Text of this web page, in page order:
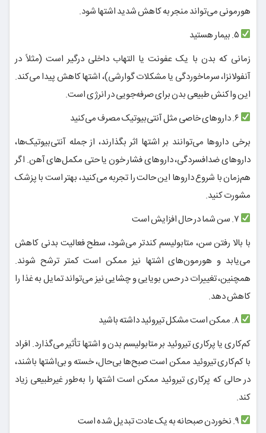
هورمونی می‌تواند منجر به کاهش شدید اشتها شود.
زمانی که بدن با یک عفونت یا التهاب داخلی درگیر است (مثلاً در
آنفولانزا، سرماخوردگی یا مشکلات گوارشی)، اشتها کاهش پیدا می‌کند.
این واکنش طبیعی بدن برای صرفه‌جویی در انرژی است.
برخی داروها می‌توانند بر اشتها اثر بگذارند، از جمله آنتی‌بیوتیک‌ها،
داروهای ضدافسردگی، داروهای فشار خون یا حتی مکمل‌های آهن. اگر
هم‌زمان با شروع داروها این حالت را تجربه می‌کنید، بهتر است با پزشک
مشورت کنید.
با بالا رفتن سن، متابولیسم کندتر می‌شود، سطح فعالیت بدنی کاهش
می‌یابد و هورمون‌های اشتها نیز ممکن است کمتر ترشح شوند.
همچنین، تغییرات در حس بویایی و چشایی نیز می‌تواند تمایل به غذا را
کاهش دهد.
کم‌کاری یا پرکاری تیروئید بر متابولیسم بدن و اشتها تأثیر می‌گذارد. افراد
با کم‌کاری تیروئید ممکن است صبح‌ها بی‌حال، خسته و بی‌اشتها باشند،
در حالی که پرکاری تیروئید ممکن است اشتها را به‌طور غیرطبیعی زیاد
کند.